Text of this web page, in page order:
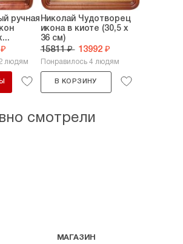
ручная
людям
Николай Чудотворец
икона в киоте (30,5 х
36 см)
15811 ₽ 13992 ₽
Понравилось 4 людям
В КОРЗИНУ
смотрели
МАГАЗИН